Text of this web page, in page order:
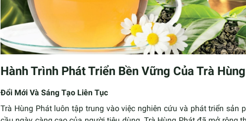
Hành Trình Phát Triển Bền Vững Của Trà
Đổi Mới Và Sáng Tạo Liên Tục
Trà Hùng Phát luôn tập trung vào việc nghiên cứu và phát triển sản